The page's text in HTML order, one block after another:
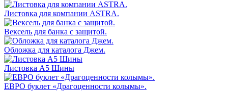
Листовка для компании ASTRA.
Вексель для банка с защитой.
Обложка для каталога Джем.
Листовка А5 Шины
ЕВРО буклет «Драгоценности колымы».